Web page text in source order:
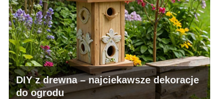
DIY z drewna – najciekawsze dekoracje
do ogrodu